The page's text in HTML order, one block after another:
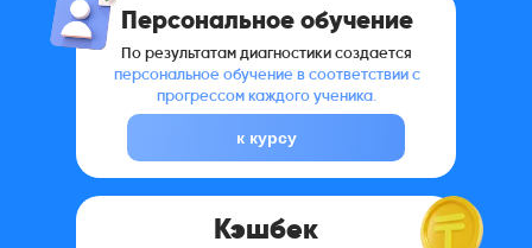
Персональное обучение
По результатам диагностики создается
персональное обучение в соответствии с
прогрессом каждого ученика.
к курсу
Кэшбек